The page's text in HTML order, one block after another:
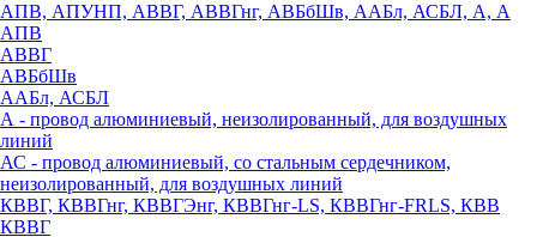
АПВ, АПУНП, АВВГ, АВВГнг, АВБбШв, ААБл, АСБЛ, А, А
АПВ
АВВГ
АВБбШв
ААБл, АСБЛ
А - провод алюминиевый, неизолированный, для воздушных
линий
АС - провод алюминиевый, со стальным сердечником,
неизолированный, для воздушных линий
КВВГ, КВВГнг, КВВГЭнг, КВВГнг-LS, КВВГнг-FRLS, КВВ
КВВГ